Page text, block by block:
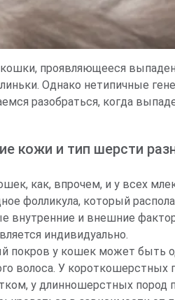
проявляющееся
Однако нетипичные
разобраться, когда
кожи и тип шерсти
как, впрочем, и у всех
фолликула, который
внутренние и внешние
индивидуально.
покров у кошек может быть
волоса. У
у длинношерстных пород